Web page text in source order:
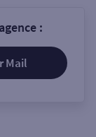
:
Mail